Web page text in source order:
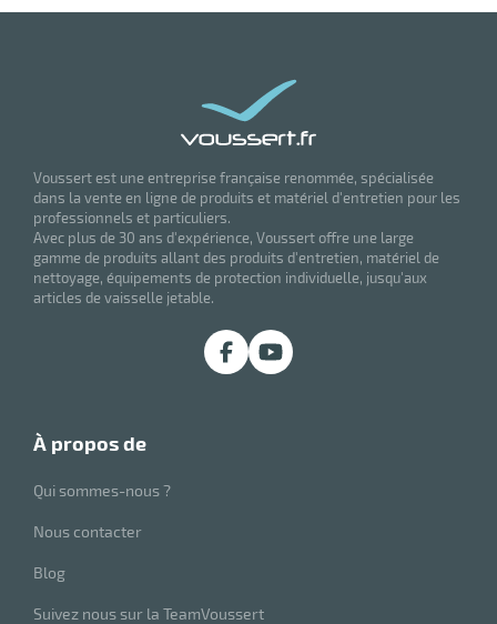
Voussert est une entreprise française renommée, spécialisée
dans la vente en ligne de produits et matériel d'entretien pour les
professionnels et particuliers.
Avec plus de 30 ans d'expérience, Voussert offre une large
gamme de produits allant des produits d'entretien, matériel de
nettoyage, équipements de protection individuelle, jusqu'aux
articles de vaisselle jetable.
à propos de
Qui sommes-nous ?
Nous contacter
Blog
Suivez nous sur la TeamVoussert